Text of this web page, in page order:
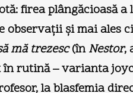
firea plângăcioasă
observaţii şi mai
mă trezesc(înNestor,
rutină – varianta
la blasfemia